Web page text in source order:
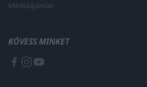
Médiaajánlat
KÖVESS MINKET